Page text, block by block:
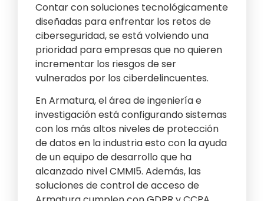
Contar con soluciones tecnológicamente
diseñadas para enfrentar los retos de
ciberseguridad, se está volviendo una
prioridad para empresas que no quieren
incrementar los riesgos de ser
vulnerados por los ciberdelincuentes.
En Armatura, el área de ingeniería e
investigación está configurando sistemas
con los más altos niveles de protección
de datos en la industria esto con la ayuda
de un equipo de desarrollo que ha
alcanzado nivel CMMI5. Además, las
soluciones de control de acceso de